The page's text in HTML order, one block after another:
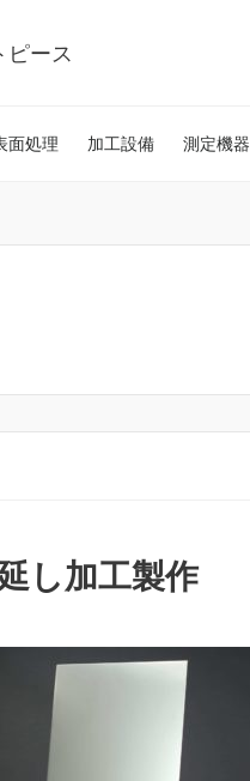
ピース
面処理 加工設備 測定機器
し加工製作